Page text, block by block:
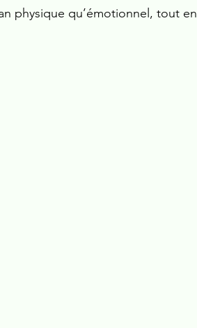
physique qu’émotionnel, tout en